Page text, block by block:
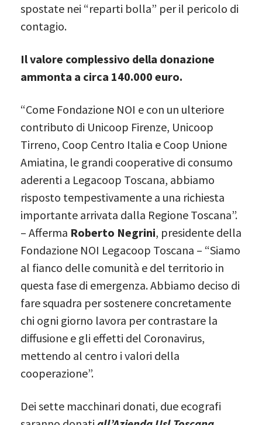
spostate nei “reparti bolla” per il pericolo di
contagio.
Il valore complessivo della donazione
ammonta a circa 140.000 euro.
“Come Fondazione NOI e con un ulteriore
contributo di Unicoop Firenze, Unicoop
Tirreno, Coop Centro Italia e Coop Unione
Amiatina, le grandi cooperative di consumo
aderenti a Legacoop Toscana, abbiamo
risposto tempestivamente a una richiesta
importante arrivata dalla Regione Toscana”.
– Afferma Roberto Negrini, presidente della
Fondazione NOI Legacoop Toscana – “Siamo
al fianco delle comunità e del territorio in
questa fase di emergenza. Abbiamo deciso di
fare squadra per sostenere concretamente
chi ogni giorno lavora per contrastare la
diffusione e gli effetti del Coronavirus,
mettendo al centro i valori della
cooperazione”.
Dei sette macchinari donati, due ecografi